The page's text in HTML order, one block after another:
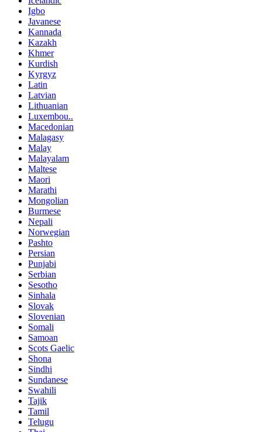
Igbo
Javanese
Kannada
Kazakh
Khmer
Kurdish
Kyrgyz
Latin
Latvian
Lithuanian
Luxembou..
Macedonian
Malagasy
Malay
Malayalam
Maltese
Maori
Marathi
Mongolian
Burmese
Nepali
Norwegian
Pashto
Persian
Punjabi
Serbian
Sesotho
Sinhala
Slovak
Slovenian
Somali
Samoan
Scots Gaelic
Shona
Sindhi
Sundanese
Swahili
Tajik
Tamil
Telugu